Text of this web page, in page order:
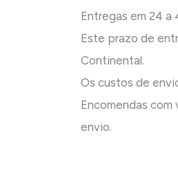
Entregas em 24 a
Este prazo de
Continental.
Os custos de
Encomendas
envio.